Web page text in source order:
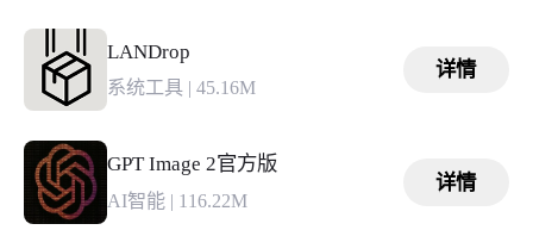
LANDrop
系统工具| 45.16M
详情
GPT Image 2官方版
AI智能| 116.22M
详情